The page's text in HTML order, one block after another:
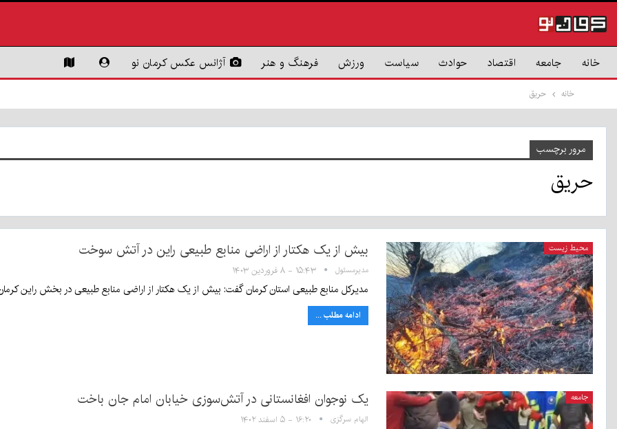
خانه جامعه اقتصاد حوادث سیاست ورزش فرهنگ و هنر آژانس عکس کرمان نو
خانه حریق
مرور برچسب
حریق
محیط زیست بیش از یک هکتار از اراضی منابع طبیعی راین در آتش سوخت
مدیرمسئول ۱۵:۴۳ - ۸ فروردین ۱۴۰۳
مدیرکل منابع طبیعی استان کرمان گفت: بیش از یک هکتار از اراضی منابع طبیعی در بخش راین
ادامه مطلب ...
جامعه یک نوجوان افغانستانی در آتش‌سوزی خیابان امام جان باخت
الهام سرگزی ۱۶:۲۰ - ۵ اسفند ۱۴۰۲